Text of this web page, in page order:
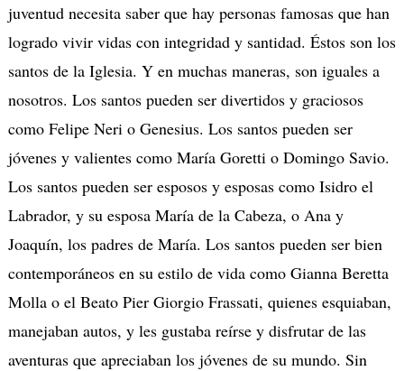
juventud necesita saber que hay personas famosas que han
logrado vivir vidas con integridad y santidad. Éstos son los
santos de la Iglesia. Y en muchas maneras, son iguales a
nosotros. Los santos pueden ser divertidos y graciosos
como Felipe Neri o Genesius. Los santos pueden ser
jóvenes y valientes como María Goretti o Domingo Savio.
Los santos pueden ser esposos y esposas como Isidro el
Labrador, y su esposa María de la Cabeza, o Ana y
Joaquín, los padres de María. Los santos pueden ser bien
contemporáneos en su estilo de vida como Gianna Beretta
Molla o el Beato Pier Giorgio Frassati, quienes esquiaban,
manejaban autos, y les gustaba reírse y disfrutar de las
aventuras que apreciaban los jóvenes de su mundo. Sin